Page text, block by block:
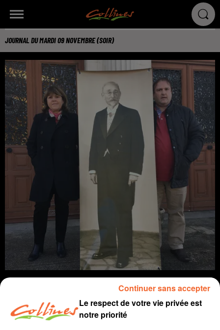
JOURNAL DU MARDI 09 NOVEMBRE (SOIR)
infos
Le respect de votre vie privée est
notre priorité
Continuer sans accepter